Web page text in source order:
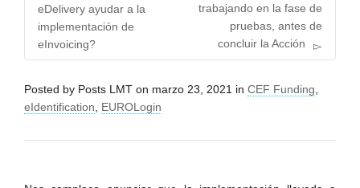
eDelivery ayudar a la
implementación de
eInvoicing?
trabajando en la fase de
pruebas, antes de
concluir la Acción
Posted by Posts LMT on marzo 23, 2021 in CEF Funding
eIdentification
EUROLogin